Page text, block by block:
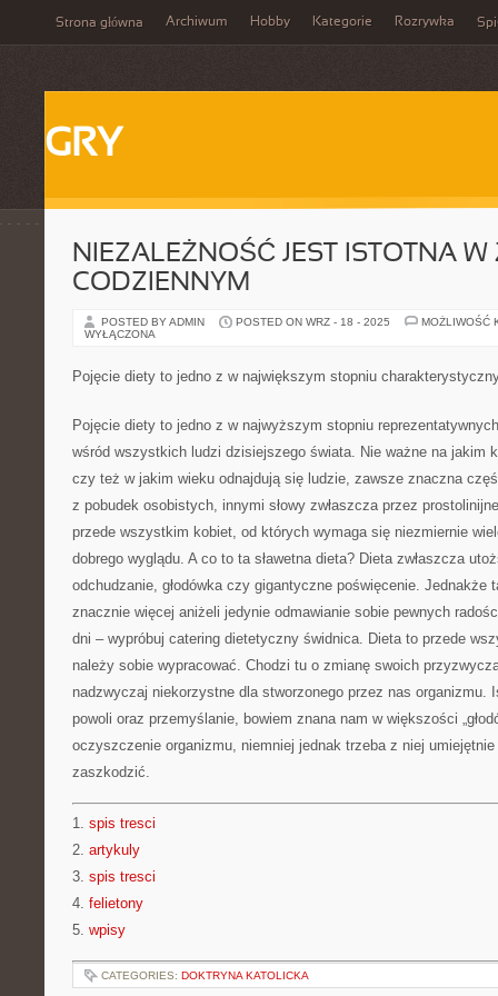
Strona główna Archiwum Hobby Kategorie Rozrywka
GRY
NIEZALEŻNOŚĆ JEST ISTOTNA W
CODZIENNYM
POSTED BY ADMIN POSTED ON WRZ - 18 - 2025
MOŻLIWOŚĆ
WYŁĄCZONA
Pojęcie diety to jedno z w największym stopniu
Pojęcie diety to jedno z w najwyższym stopniu
wśród wszystkich ludzi dzisiejszego świata. Nie ważne na jakim
czy też w jakim wieku odnajdują się ludzie, zawsze znaczna
z pobudek osobistych, innymi słowy zwłaszcza przez
przede wszystkim kobiet, od których wymaga się niezmiernie
dobrego wyglądu. A co to ta sławetna dieta? Dieta zwłaszcza
odchudzanie, głodówka czy gigantyczne poświęcenie. Jednakże
znacznie więcej aniżeli jedynie odmawianie sobie pewnych
dni – wypróbuj catering dietetyczny świdnica. Dieta to przede
należy sobie wypracować. Chodzi tu o zmianę swoich
nadzwyczaj niekorzystne dla stworzonego przez nas organizmu.
powoli oraz przemyślanie, bowiem znana nam w większości
oczyszczenie organizmu, niemniej jednak trzeba z niej
zaszkodzić.
1. spis tresci
2. artykuly
3. spis tresci
4. felietony
5. wpisy
CATEGORIES: DOKTRYNA KATOLICKA